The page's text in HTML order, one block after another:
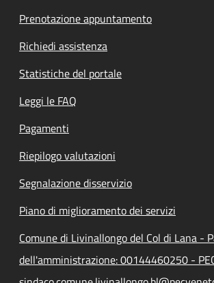
Prenotazione appuntamento
Richiedi assistenza
Statistiche del portale
Leggi le FAQ
Pagamenti
Riepilogo valutazioni
Segnalazione disservizio
Piano di miglioramento dei servizi
Comune di Livinallongo del Col di Lana -
dell'amministrazione: 00144460250 -